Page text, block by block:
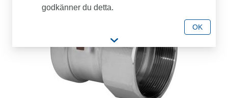
godkänner du detta.
OK